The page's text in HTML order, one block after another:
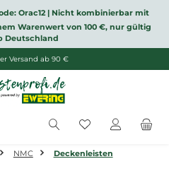
Orac12 | Nicht kombinierbar mit
Warenwert von 100 €, nur gültig
Deutschland
Versand ab 90 €
Du hast 0
NMC Deckenleisten